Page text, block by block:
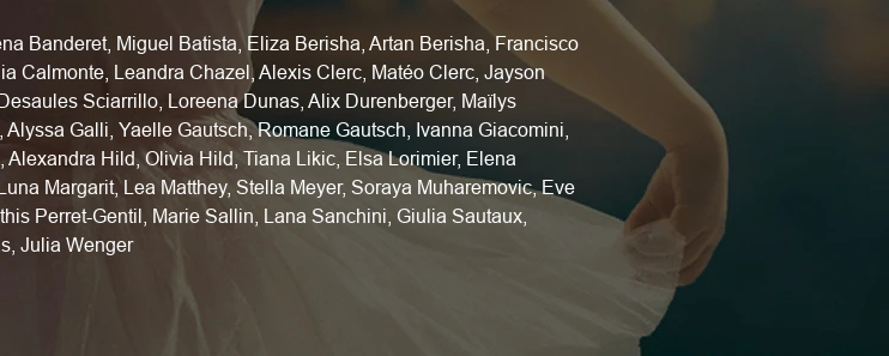
Banderet, Miguel Batista, Eliza Berisha, Artan Berisha, Francisco
Calmonte, Leandra Chazel, Alexis Clerc, Matéo Clerc, Jayson
Sciarrillo, Loreena Dunas, Alix Durenberger, Maïlys
Galli, Yaelle Gautsch, Romane Gautsch, Ivanna Giacomini,
Hild, Olivia Hild, Tiana Likic, Elsa Lorimier, Elena
Margarit, Lea Matthey, Stella Meyer, Soraya Muharemovic, Eve
Perret-Gentil, Marie Sallin, Lana Sanchini, Giulia Sautaux,
Julia Wenger